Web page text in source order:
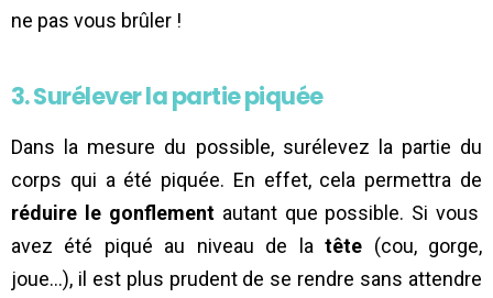
ne pas vous brûler !
3. Surélever la partie piquée
Dans la mesure du possible, surélevez la partie du
corps qui a été piquée. En effet, cela permettra de
réduire le gonflementautant que possible. Si vous
avez été piqué au niveau de latête (cou, gorge,
joue…), il est plus prudent de se rendre sans attendre